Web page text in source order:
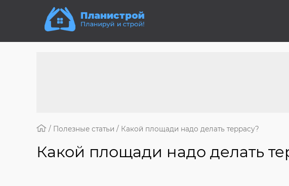
/ Полезные статьи / Какой площади надо делать террасу?
Какой площади надо делать